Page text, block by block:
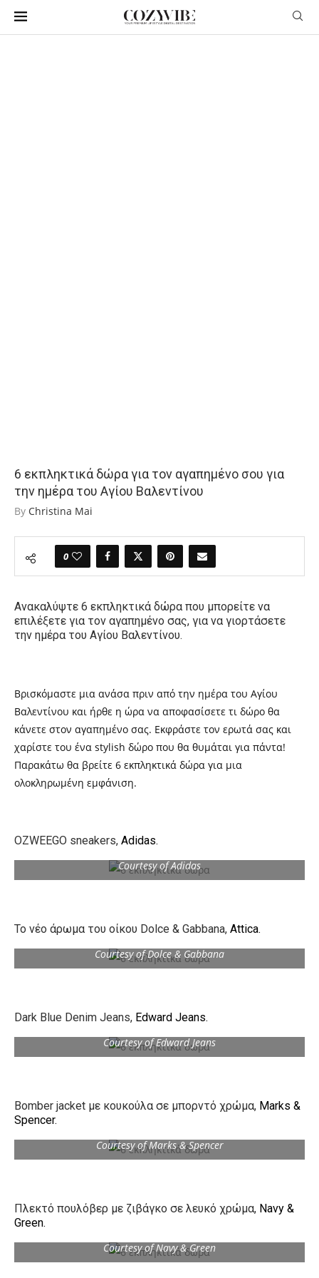
6 εκπληκτικά δώρα για τον αγαπημένο σου για
την ημέρα του Αγίου Βαλεντίνου
By Christina Mai
0
Ανακαλύψτε 6 εκπληκτικά δώρα που μπορείτε να
επιλέξετε για τον αγαπημένο σας, για να γιορτάσετε
την ημέρα του Αγίου Βαλεντίνου.
Βρισκόμαστε μια ανάσα πριν από την ημέρα του Αγίου
Βαλεντίνου και ήρθε η ώρα να αποφασίσετε τι δώρο θα
κάνετε στον αγαπημένο σας. Εκφράστε τον ερωτά σας και
χαρίστε του ένα stylish δώρο που θα θυμάται για πάντα!
Παρακάτω θα βρείτε 6 εκπληκτικά δώρα για μια
ολοκληρωμένη εμφάνιση.
OZWEEGO sneakers, Adidas.
Courtesy of Adidas
Το νέο άρωμα του οίκου Dolce & Gabbana, Attica.
Courtesy of Dolce & Gabbana
Dark Blue Denim Jeans, Edward Jeans.
Courtesy of Edward Jeans
Bomber jacket με κουκούλα σε μπορντό χρώμα, Marks &
Spencer.
Courtesy of Marks & Spencer
Πλεκτό πουλόβερ με ζιβάγκο σε λευκό χρώμα, Navy &
Green.
Courtesy of Navy & Green